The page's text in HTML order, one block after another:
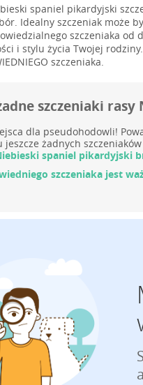
spaniel pikardyjski
Idealny szczeniak może
szczeniaka od
i stylu życia Twojej
szczeniaka.
szczeniaki
dla pseudohodowli!
jeszcze żadnych
spaniel pikardyjski
szczeniaka jest